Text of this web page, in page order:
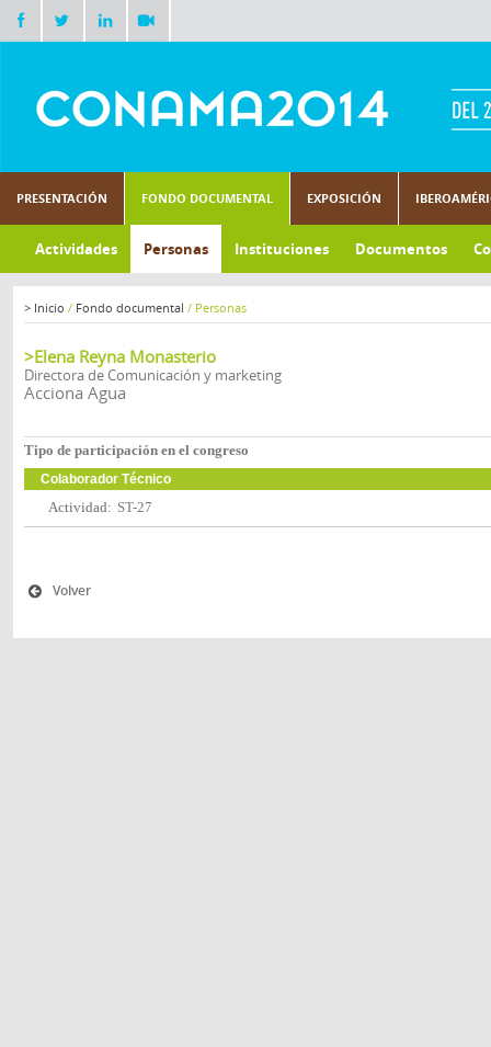
PRESENTACIÓN FONDO DOCUMENTAL EXPOSICIÓN
Actividades Personas Instituciones Documentos
> Inicio / Fondo documental / Personas
>Elena Reyna Monasterio
Directora de Comunicación y marketing
Acciona Agua
Tipo de participación en el congreso
Colaborador Técnico
Actividad: ST-27
Volver